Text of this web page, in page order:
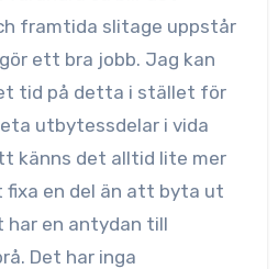
framtida slitage uppstår
ett bra jobb. Jag kan
tid på detta i stället för
utbytessdelar i vida
känns det alltid lite mer
en del än att byta ut
har en antydan till
Det har inga